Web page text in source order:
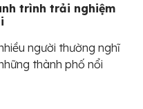
trình trải nghiệm
người thường nghĩ
thành phố nổi